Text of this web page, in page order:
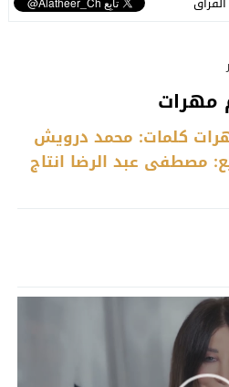
مهرات
كلمات: محمد درويش
مصطفى عبد الرضا انتاج